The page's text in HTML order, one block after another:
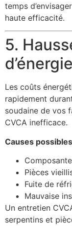
temps
haute efficacité.
5.
d’énergie
Les coûts
rapidement
soudaine de vos
CVCA inefficace.
Causes
Pièces
Fuite de
Mauvaise
Un entretien
serpentins et